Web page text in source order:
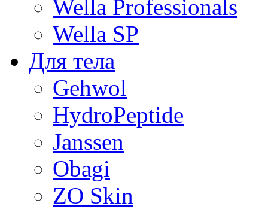
Wella Professionals
Wella SP
Для тела
Gehwol
HydroPeptide
Janssen
Obagi
ZO Skin